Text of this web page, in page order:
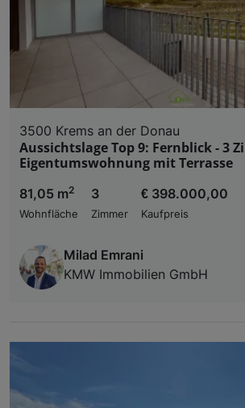
3500 Krems an der Donau
Aussichtslage Top 9: Fernblick - 3
Eigentumswohnung mit Terrasse
81,05 m2
Wohnfläche
3
Zimmer
€ 398.000,00
Kaufpreis
Milad Emrani
KMW Immobilien GmbH